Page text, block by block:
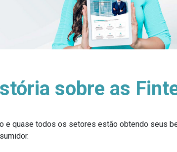
sobre as
e quase todos os setores estão obtendo seus